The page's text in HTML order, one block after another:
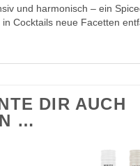
und harmonisch – ein
Cocktails neue Facetten
DIR AUCH
…